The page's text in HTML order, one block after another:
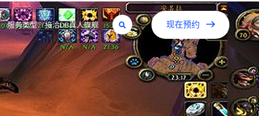
服务类型 接洽DB真人旗舰 现在预约